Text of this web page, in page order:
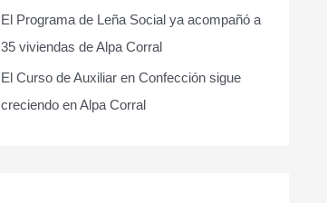
El Programa de Leña Social ya acompañó a
35 viviendas de Alpa Corral
El Curso de Auxiliar en Confección sigue
creciendo en Alpa Corral